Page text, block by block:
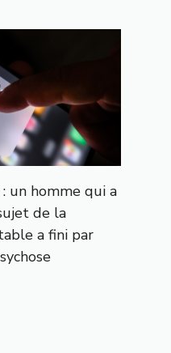
un homme qui a
de la
a fini par